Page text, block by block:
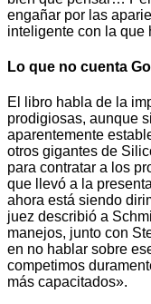
engañar por las
inteligente con la que
Lo que no cuenta
El libro habla de la
prodigiosas, aunque
aparentemente
otros gigantes de
para contratar a los
que llevó a la
ahora está siendo
juez describió a
manejos, junto con
en no hablar sobre
competimos
más capacitados».